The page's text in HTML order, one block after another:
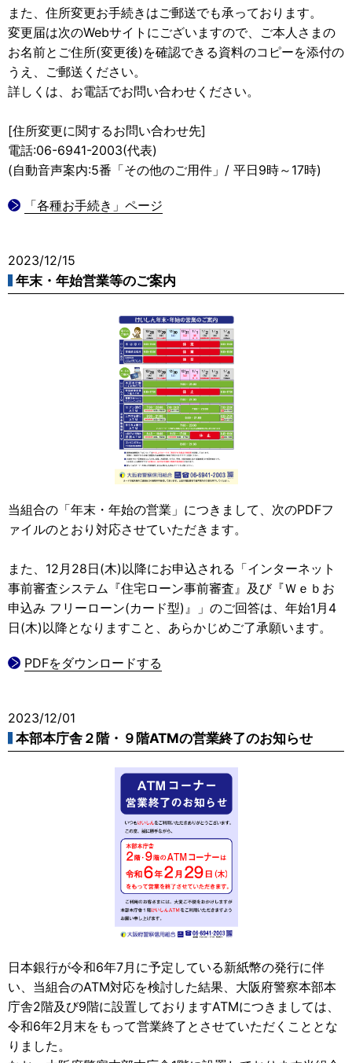
また、住所変更お手続きはご郵送でも承っております。
変更届は次のWebサイトにございますので、ご本人さまの
お名前とご住所(変更後)を確認できる資料のコピーを添付の
うえ、ご郵送ください。
詳しくは、お電話でお問い合わせください。
[住所変更に関するお問い合わせ先]
電話:06-6941-2003(代表)
(自動音声案内:5番「その他のご用件」/ 平日9時～17時)
「各種お手続き」ページ
2023/12/15
年末・年始営業等のご案内
当組合の「年末・年始の営業」につきまして、次のPDFフ
ァイルのとおり対応させていただきます。
また、12月28日(木)以降にお申込される「インターネット
事前審査システム『住宅ローン事前審査』及び『Ｗｅｂお
申込み フリーローン(カード型)』」のご回答は、年始1月4
日(木)以降となりますこと、あらかじめご了承願います。
PDFをダウンロードする
2023/12/01
本部本庁舎２階・９階ATMの営業終了のお知らせ
日本銀行が令和6年7月に予定している新紙幣の発行に伴
い、当組合のATM対応を検討した結果、大阪府警察本部本
庁舎2階及び9階に設置しておりますATMにつきましては、
令和6年2月末をもって営業終了とさせていただくこととな
りました。